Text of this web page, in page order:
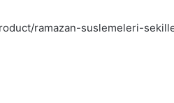
ramazan-suslemeleri-